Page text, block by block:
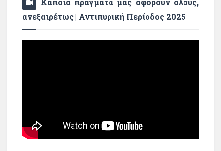
Κάποια πράγματα μας αφορούν όλους,
ανεξαιρέτως | Αντιπυρική Περίοδος 2025